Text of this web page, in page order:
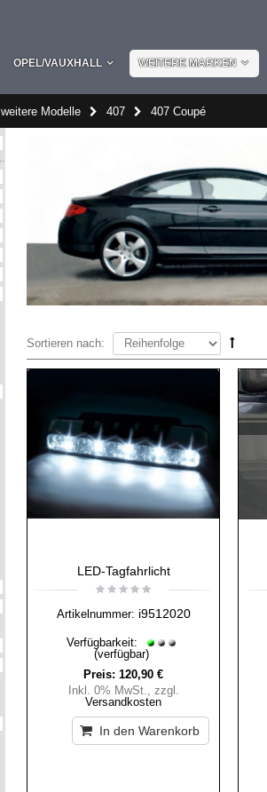
OPEL/VAUXHALL WEITERE MARKEN
weitere Modelle 407 407 Coupé
Sortieren nach:
LED-Tagfahrlicht
Artikelnummer: i9512020
Verfügbarkeit:
(verfügbar)
Preis: 120,90 €
Inkl. 0% MwSt.
zzgl.
Versandkosten
In den Warenkorb